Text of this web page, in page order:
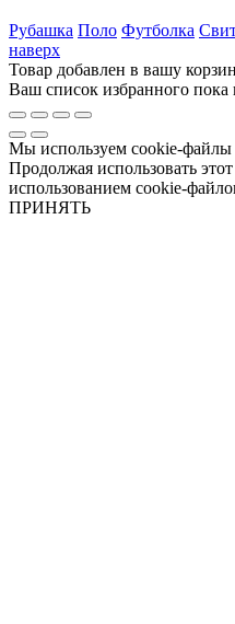
Рубашка Поло Футболка
наверх
Товар добавлен в вашу
Ваш список избранного пока
Мы используем cookie-файлы
Продолжая использовать
использованием cookie-
ПРИНЯТЬ